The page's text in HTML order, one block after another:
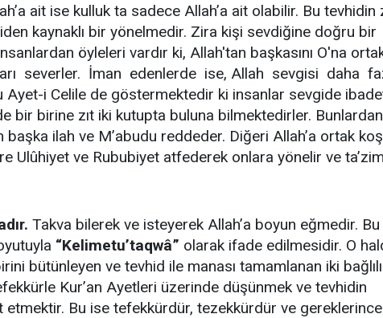
ait ise kulluk ta sadece Allah’a ait olabilir. Bu tevhidin
kaynaklı bir yönelmedir. Zira kişi sevdiğine doğru bir
öyleleri vardır ki, Allah'tan başkasını O'na
severler. İman edenlerde ise, Allah sevgisi daha
i Celile de göstermektedir ki insanlar sevgide
bir birine zıt iki kutupta buluna bilmektedirler.
başka ilah ve M’abudu reddeder. Diğeri Allah’a ortak
Ulûhiyet ve Rububiyet atfederek onlara yönelir ve
Takva bilerek ve isteyerek Allah’a boyun eğmedir. Bu
“Kelimetu’taqwâ” olarak ifade edilmesidir. O
bütünleyen ve tevhid ile manası tamamlanan iki
Kur’an Ayetleri üzerinde düşünmek ve tevhidin
etmektir. Bu ise tefekkürdür, tezekkürdür ve gereklerince